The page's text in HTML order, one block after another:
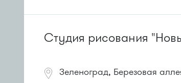
Студия рисования
Зеленоград, Березовая